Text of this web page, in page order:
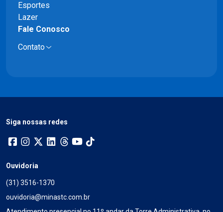
Esportes
Lazer
Fale Conosco
Contato
Siga nossas redes
Ouvidoria
(31) 3516-1370
ouvidoria@minastc.com.br